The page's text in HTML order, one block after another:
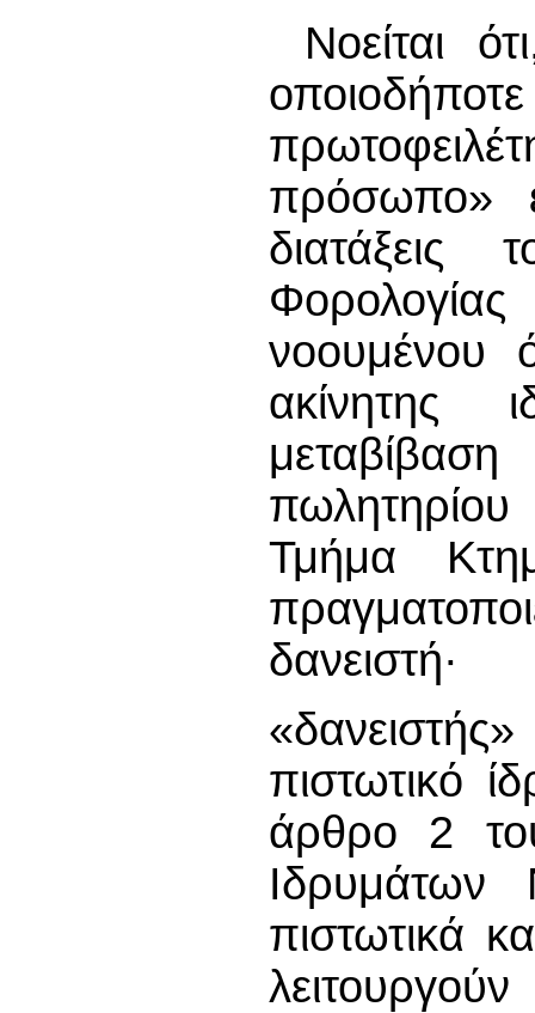
Νοείται
πρόσωπο»
νοουμένου
ακίνητης
πωλητηρίου
Τμήμα
δανειστή·
πιστωτικό
άρθρο 2
Ιδρυμάτων
πιστωτικά